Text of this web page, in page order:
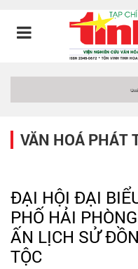
VĂN HOÁ PHÁT
ĐẠI HỘI ĐẠI
PHỐ HẢI
ẤN LỊCH SỬ
TỘC